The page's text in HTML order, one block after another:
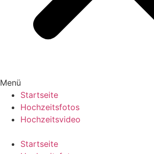
Menü
Startseite
Hochzeitsfotos
Hochzeitsvideo
Startseite